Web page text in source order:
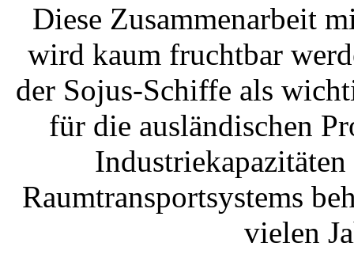
Diese Zusammenarbeit
wird kaum fruchtbar
der Sojus-Schiffe als
für die ausländischen
Raumtransportsystems
vielen